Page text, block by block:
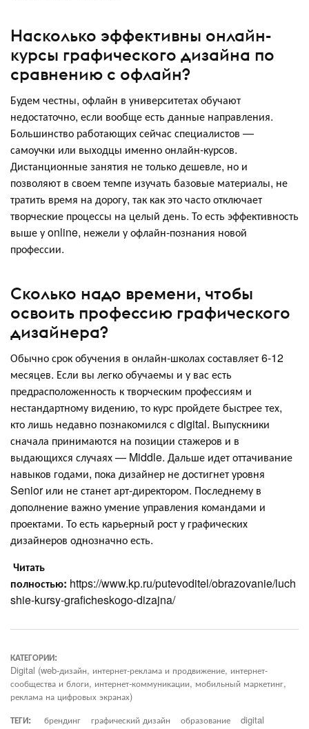
Насколько эффективны онлайн-
курсы графического дизайна по
сравнению с офлайн?
Будем честны, офлайн в университетах обучают
недостаточно, если вообще есть данные направления.
Большинство работающих сейчас специалистов —
самоучки или выходцы именно онлайн-курсов.
Дистанционные занятия не только дешевле, но и
позволяют в своем темпе изучать базовые материалы, не
тратить время на дорогу, так как это часто отключает
творческие процессы на целый день. То есть эффективность
выше у online, нежели у офлайн-познания новой
профессии.
Сколько надо времени, чтобы
освоить профессию графического
дизайнера?
Обычно срок обучения в онлайн-школах составляет 6-12
месяцев. Если вы легко обучаемы и у вас есть
предрасположенность к творческим профессиям и
нестандартному видению, то курс пройдете быстрее тех,
кто лишь недавно познакомился с digital. Выпускники
сначала принимаются на позиции стажеров и в
выдающихся случаях — Middle. Дальше идет оттачивание
навыков годами, пока дизайнер не достигнет уровня
Senior или не станет арт-директором. Последнему в
дополнение важно умение управления командами и
проектами. То есть карьерный рост у графических
дизайнеров однозначно есть.
Читать
полностью: https://www.kp.ru/putevoditel/obrazovanie/luch
shie-kursy-graficheskogo-dizajna/
КАТЕГОРИИ:
Digital (web-дизайн, интернет-реклама и продвижение, интернет-
сообщества и блоги, интернет-коммуникации, мобильный маркетинг,
реклама на цифровых экранах)
ТЕГИ:
брендинг графический дизайн образование
digital